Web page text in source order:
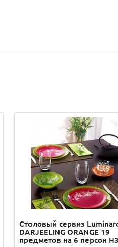
Столовый сервиз
DARJEELING ORANGE 19
предметов на 6 персон